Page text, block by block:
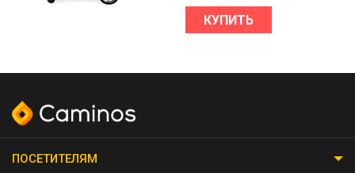
КУПИТЬ
ПОСЕТИТЕЛЯМ